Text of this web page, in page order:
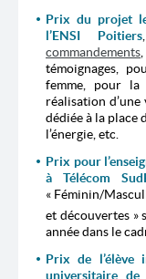
Prix du projet
l’ENSI Poitiers
commandements
témoignages,
femme, pour
réalisation
dédiée à la place
l’énergie, etc.
Prix pour
à Télécom
« Féminin/
et découvertes »
année dans le
Prix de l’élève
universitaire de